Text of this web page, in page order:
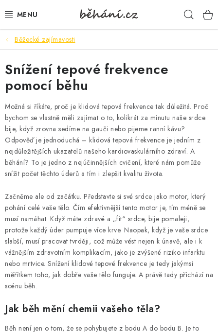
na
BOTY PÁNSKÉ
BOTY DÁMSKÉ
PÁNSKÉ OBLEČENÍ
DÁMSKÉ OBLEČENÍ
DOPLŇKY
DÁRKOVÉ POUKAZY
VELIKOSTNÍ TABULKY
KONTAKT
BOTY DĚTSKÉ
OBLEČENÍ
Běžecké zajímavosti
Snížení tepové frekvence
pomocí běhu
Možná si říkáte, proč je klidová tepová frekvence tak důležitá. Proč
bychom se vlastně měli zajímat o to, kolikrát za minutu naše srdce
bije, když zrovna sedíme na gauči nebo pijeme ranní kávu?
Odpověď je jednoduchá – klidová tepová frekvence je jedním z
nejdůležitějších ukazatelů našeho kardiovaskulárního zdraví. A
běhání? To je jedno z nejúčinnějších cvičení, které nám pomůže
snížit počet těchto úderů a tím i zlepšit kvalitu života.
Začněme ale od začátku. Představte si své srdce jako motor, který
pohání celé vaše tělo. Čím efektivnější tento motor je, tím méně se
musí namáhat. Když máte zdravé a „fit“ srdce, bije pomaleji,
protože každý úder pumpuje více krve. Naopak, když je vaše srdce
slabší, musí pracovat tvrději, což může vést nejen k únavě, ale i k
vážnějším zdravotním komplikacím, jako je zvýšené riziko infarktu
nebo mrtvice. Snížení klidové tepové frekvence je tedy jakýmsi
měřítkem toho, jak dobře vaše tělo funguje. A právě tady přichází na
scénu běh.
Jak běh mění chemii vašeho těla?
Běh není jen o tom, že se pohybujete z bodu A do bodu B. Je to